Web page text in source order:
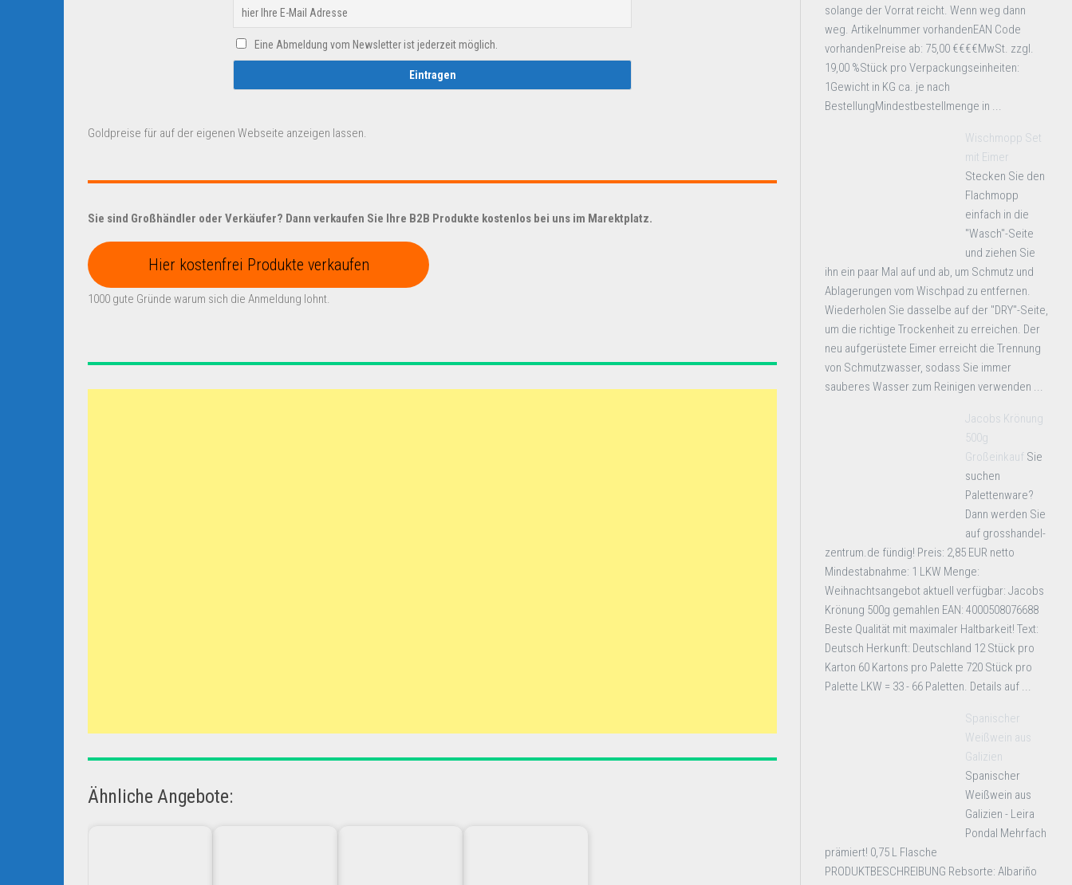
Eine Abmeldung vom Newsletter ist jederzeit möglich.
Goldpreise für auf der eigenen Webseite anzeigen lassen.
Sie sind Großhändler oder Verkäufer? Dann verkaufen Sie Ihre B2B Produkte kostenlos bei uns im Marektplatz.
Hier kostenfrei Produkte verkaufen
1000 gute Gründe warum sich die Anmeldung lohnt.
Ähnliche Angebote:
solange der Vorrat reicht. Wenn weg dann
weg. Artikelnummer vorhandenEAN Code
vorhandenPreise ab: 75,00 €€€€MwSt. zzgl.
19,00 %Stück pro Verpackungseinheiten:
1Gewicht in KG ca. je nach
BestellungMindestbestellmenge in ...
Wischmopp Set
mit Eimer
Stecken Sie den
Flachmopp
einfach in die
"Wasch"-Seite
und ziehen Sie
ihn ein paar Mal auf und ab, um Schmutz und
Ablagerungen vom Wischpad zu entfernen.
Wiederholen Sie dasselbe auf der "DRY"-Seite,
um die richtige Trockenheit zu erreichen. Der
neu aufgerüstete Eimer erreicht die Trennung
von Schmutzwasser, sodass Sie immer
sauberes Wasser zum Reinigen verwenden ...
Jacobs Krönung
500g
Großeinkauf Sie
suchen
Palettenware?
Dann werden Sie
auf grosshandel-
zentrum.de fündig! Preis: 2,85 EUR netto
Mindestabnahme: 1 LKW Menge:
Weihnachtsangebot aktuell verfügbar: Jacobs
Krönung 500g gemahlen EAN: 4000508076688
Beste Qualität mit maximaler Haltbarkeit! Text:
Deutsch Herkunft: Deutschland 12 Stück pro
Karton 60 Kartons pro Palette 720 Stück pro
Palette LKW = 33 - 66 Paletten. Details auf ...
Spanischer
Weißwein aus
Galizien
Spanischer
Weißwein aus
Galizien - Leira
Pondal Mehrfach
prämiert! 0,75 L Flasche
PRODUKTBESCHREIBUNG Rebsorte: Albariño